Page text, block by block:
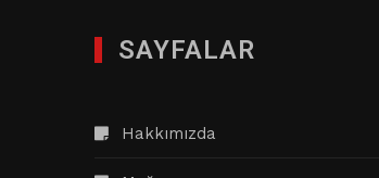
SAYFALAR
Hakkımızda